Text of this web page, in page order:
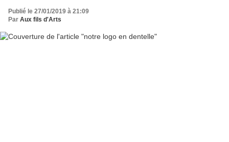
Publié le 27/01/2019 à 21:09
Par Aux fils d'Arts